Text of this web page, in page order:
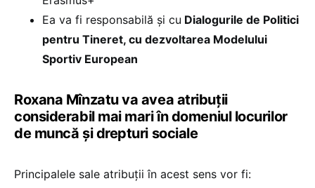
Ea va fi responsabilă și cu Dialogurile de Politici
pentru Tineret, cu dezvoltarea Modelului
Sportiv European
Roxana Mînzatu va avea atribuții
considerabil mai mari în domeniul locurilor
de muncă și drepturi sociale
Principalele sale atribuții în acest sens vor fi: